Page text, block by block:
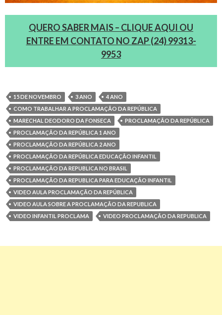
QUERO SABER MAIS – CLIQUE AQUI OU
ENTRE EM CONTATO NO ZAP (24) 99313-
9953
15 DE NOVEMBRO 3 ANO
4 ANO
COMO TRABALHAR A PROCLAMAÇÃO DA REPÚBLICA
MARECHAL DEODORO DA FONSECA
PROCLAMAÇÃO DA REPÚBLICA
PROCLAMAÇÃO DA REPÚBLICA 1 ANO
PROCLAMAÇÃO DA REPÚBLICA 2 ANO
PROCLAMAÇÃO DA REPÚBLICA EDUCAÇÃO INFANTIL
PROCLAMAÇÃO DA REPUBLICA NO BRASIL
PROCLAMAÇÃO DA REPUBLICA PARA EDUCAÇÃO INFANTIL
VIDEO AULA PROCLAMAÇÃO DA REPÚBLICA
VIDEO AULA SOBRE A PROCLAMAÇÃO DA REPUBLICA
VIDEO INFANTIL PROCLAMA
VIDEO PROCLAMAÇÃO DA REPUBLICA